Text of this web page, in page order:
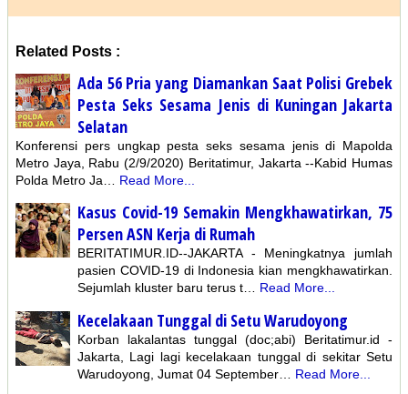
Related Posts :
Ada 56 Pria yang Diamankan Saat Polisi Grebek
Pesta Seks Sesama Jenis di Kuningan Jakarta
Selatan
Konferensi pers ungkap pesta seks sesama jenis di Mapolda
Metro Jaya, Rabu (2/9/2020) Beritatimur, Jakarta --Kabid Humas
Polda Metro Ja…
Read More...
Kasus Covid-19 Semakin Mengkhawatirkan, 75
Persen ASN Kerja di Rumah
BERITATIMUR.ID--JAKARTA - Meningkatnya jumlah
pasien COVID-19 di Indonesia kian mengkhawatirkan.
Sejumlah kluster baru terus t… Read More...
Kecelakaan Tunggal di Setu Warudoyong
Korban lakalantas tunggal (doc;abi) Beritatimur.id -
Jakarta, Lagi lagi kecelakaan tunggal di sekitar Setu
Warudoyong, Jumat 04 September…
Read More...